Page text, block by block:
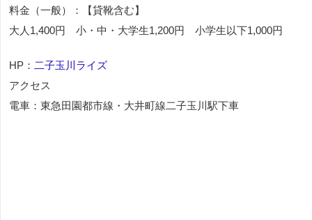
料金（一般）：【貸靴含む】
大人1,400円 小・中・大学生1,200円 小学生以下1,000円
HP： 二子玉川ライズ
アクセス
電車：東急田園都市線・大井町線二子玉川駅下車